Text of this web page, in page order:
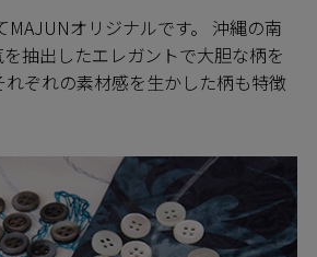
MAJUNオリジナルです。 沖縄の南
抽出したエレガントで大胆な柄を
れぞれの素材感を生かした柄も特徴